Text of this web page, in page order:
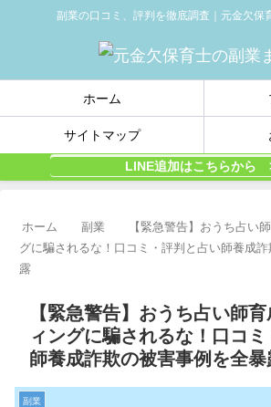
副業の口コミ、評判を徹底調査｜元金欠保
ホーム
サイトマップ
LINE追加はこちらから
ホーム 副業
【緊急警告】おうち占い
グに騙されるな！口コミ・評判と占い師養成
露
【緊急警告】おうち占い師
ィングに騙されるな！口コ
師養成詐欺の被害事例を全暴
副業